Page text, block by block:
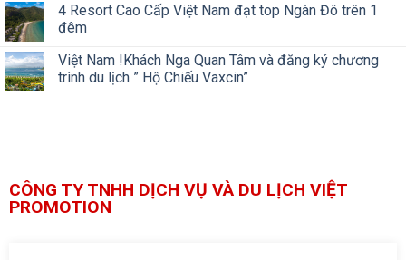
4 Resort Cao Cấp Việt Nam đạt top Ngàn Đô trên 1
đêm
Việt Nam !Khách Nga Quan Tâm và đăng ký chương
trình du lịch ” Hộ Chiếu Vaxcin”
CÔNG TY TNHH DỊCH VỤ VÀ DU LỊCH VIỆT
PROMOTION